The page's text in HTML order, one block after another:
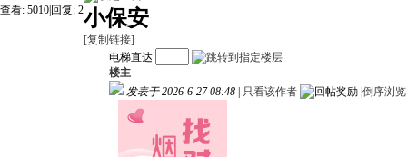
查看: 5010 回复: 2小保安
[复制链接]
电梯直达
楼主
发表于 2026-6-27 08:48
只看该作者 倒序浏览